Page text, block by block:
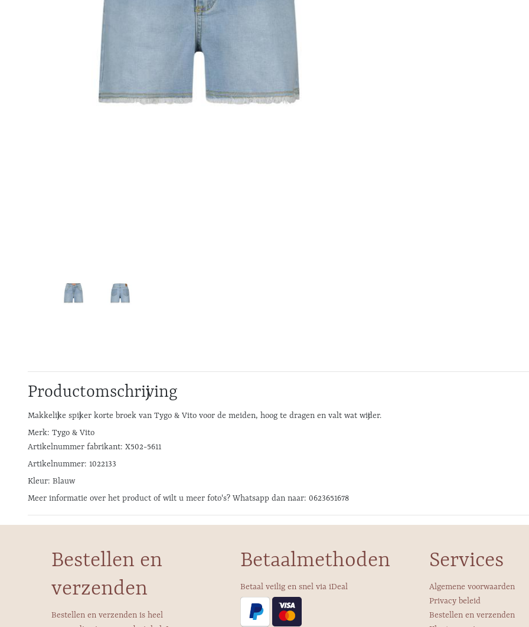
Productomschrijving
Makkelijke spijker korte broek van Tygo & Vito voor de meiden, hoog te dragen en valt wat wijder.
Merk: Tygo & Vito
Artikelnummer fabrikant: X502-5611
Artikelnummer: 1022133
Kleur: Blauw
Meer informatie over het product of wilt u meer foto's? Whatsapp dan naar: 0623651678
Bestellen en
verzenden
Bestellen en verzenden is heel
Betaalmethoden
Betaal veilig en snel via iDeal
Services
Algemene voorwaarden
Privacy beleid
Bestellen en verzenden